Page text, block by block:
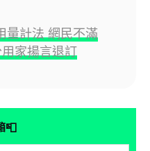
量計法 網民不滿
家揚言退訂
📮